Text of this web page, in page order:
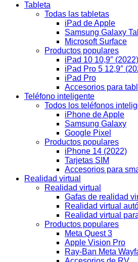
Tableta
Todas las tabletas
iPad de Apple
Samsung Galaxy
Microsoft Surface
Productos populares
iPad 10 10,9″ (2022)
iPad Pro 5 12,9″
iPad Pro
Accesorios para
Teléfono inteligente
Todos los teléfonos
iPhone de Apple
Samsung Galaxy
Google Pixel
Productos populares
iPhone 14 (2022)
Tarjetas SIM
Accesorios para
Realidad virtual
Realidad virtual
Gafas de realidad
Realidad virtual
Realidad virtual
Productos populares
Meta Quest 3
Apple Vision Pro
Ray-Ban Meta